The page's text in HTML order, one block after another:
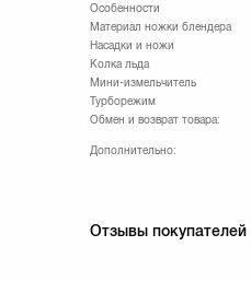
Особенности
Материал ножки блендера
Насадки и ножи
Колка льда
Мини-измельчитель
Турборежим
Обмен и возврат товара:
Дополнительно:
Отзывы покупателей